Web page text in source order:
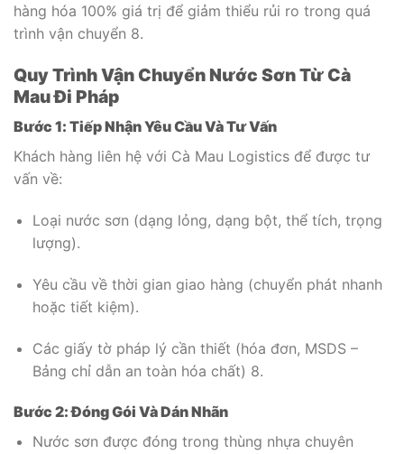
hàng hóa 100% giá trị để giảm thiểu rủi ro trong quá
trình vận chuyển 8.
Quy Trình Vận Chuyển Nước Sơn Từ Cà
Mau Đi Pháp
Bước 1: Tiếp Nhận Yêu Cầu Và Tư Vấn
Khách hàng liên hệ với Cà Mau Logistics để được tư
vấn về:
Loại nước sơn (dạng lỏng, dạng bột, thể tích, trọng
lượng).
Yêu cầu về thời gian giao hàng (chuyển phát nhanh
hoặc tiết kiệm).
Các giấy tờ pháp lý cần thiết (hóa đơn, MSDS –
Bảng chỉ dẫn an toàn hóa chất) 8.
Bước 2: Đóng Gói Và Dán Nhãn
Nước sơn được đóng trong thùng nhựa chuyên